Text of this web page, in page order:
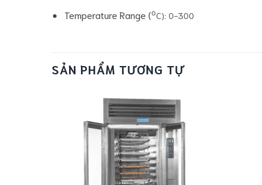
Temperature Range (oC): 0-300
SẢN PHẨM TƯƠNG TỰ